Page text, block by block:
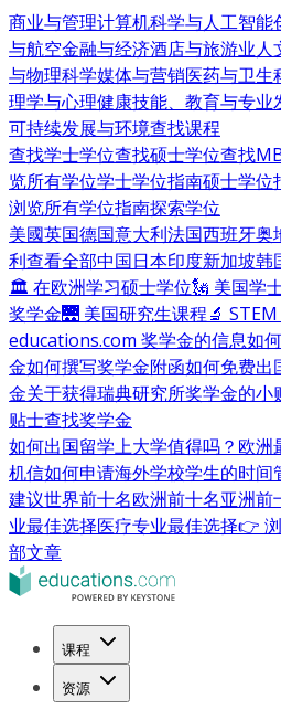
商业与管理计算机科学与人工智能
与航空金融与经济酒店与旅游业人
与物理科学媒体与营销医药与卫生
理学与心理健康技能、教育与专业
可持续发展与环境查找课程
查找学士学位查找硕士学位查找
览所有学位学士学位指南硕士学位
浏览所有学位指南探索学位
美國英国德国意大利法国西班牙奥
利查看全部中国日本印度新加坡韩
🏛 在欧洲学习硕士学位🗽 美国学
奖学金🌉 美国研究生课程🔬
educations.com 奖学金的信息如
金如何撰写奖学金附函如何免费出
金关于获得瑞典研究所奖学金的小
贴士查找奖学金
如何出国留学上大学值得吗？ 欧洲
机信如何申请海外学校学生的时间
建议世界前十名欧洲前十名亚洲前
业最佳选择医疗专业最佳选择👉
部文章
课程
资源